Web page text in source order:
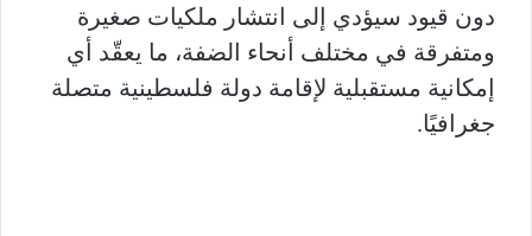
دون قيود سيؤدي إلى انتشار ملكيات صغيرة
ومتفرقة في مختلف أنحاء الضفة، ما يعقّد أي
إمكانية مستقبلية لإقامة دولة فلسطينية متصلة
جغرافيًا.